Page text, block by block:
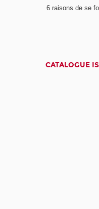
6 raisons de se
CATALOGUE